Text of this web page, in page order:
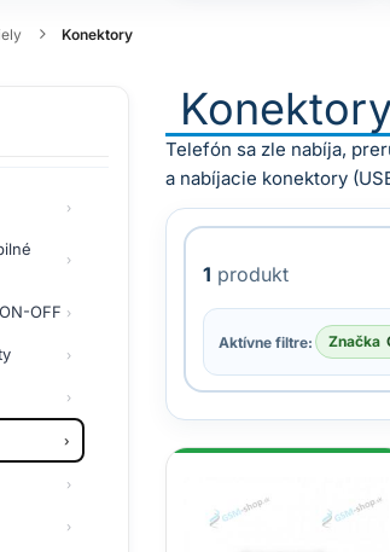
Konektory
OFF
Telefón sa zle nabíja,
a nabíjacie konektory
1 produkt
Aktívne filtre: Značka